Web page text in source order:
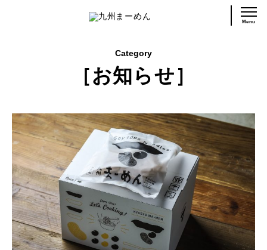
Menu
Category
［お知らせ］